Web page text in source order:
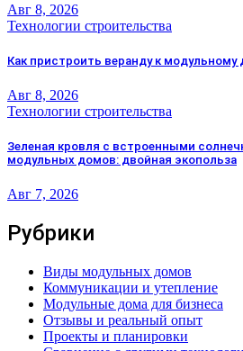
Авг 8, 2026
Технологии строительства
Как пристроить веранду к модульному
Авг 8, 2026
Технологии строительства
Зеленая кровля с встроенными
модульных домов: двойная экопольза
Авг 7, 2026
Рубрики
Виды модульных домов
Коммуникации и утепление
Модульные дома для бизнеса
Отзывы и реальный опыт
Проекты и планировки